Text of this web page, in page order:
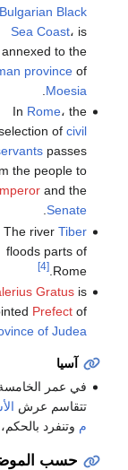
Bulgarian Black
Sea Coast، is
annexed to the
provinceof
Moesia
In Rome، the
of civil
passes
the people to
and the
Senate
.
The river Tiber
floods parts of
Rome.
[4]
Gratusis
Prefectof
of Judea
آسيا
في عمر
تتقاسم عرش
م وتنفرد
حسب